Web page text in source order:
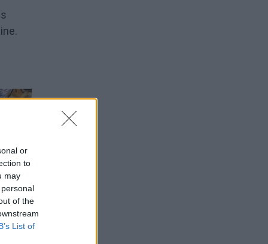
or
to
may
of the
List of